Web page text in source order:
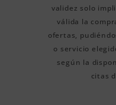
validez solo
válida la
ofertas,
o servicio
según la
citas